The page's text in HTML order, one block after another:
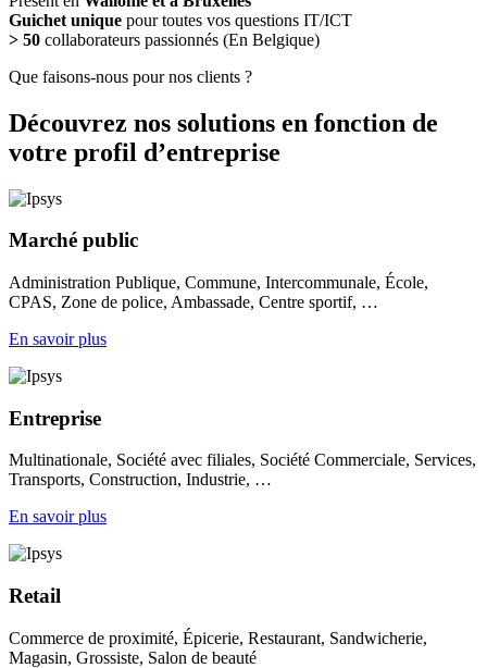
Guichet unique pour toutes vos questions IT/ICT
> 50 collaborateurs passionnés (En Belgique)
Que faisons-nous pour nos clients ?
Découvrez nos solutions en fonction de
votre profil d’entreprise
Marché public
Administration Publique, Commune, Intercommunale, École,
CPAS, Zone de police, Ambassade, Centre sportif, …
En savoir plus
Entreprise
Multinationale, Société avec filiales, Société Commerciale, Services,
Transports, Construction, Industrie, …
En savoir plus
Retail
Commerce de proximité, Épicerie, Restaurant, Sandwicherie,
Magasin, Grossiste, Salon de beauté